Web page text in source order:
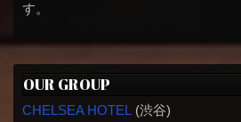
す。
OUR GROUP
CHELSEA HOTEL (渋谷)